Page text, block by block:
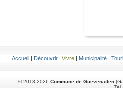
Accueil | Découvrir | Vivre | Municipalité |
© 2013-2026 Commune de Guevenatten